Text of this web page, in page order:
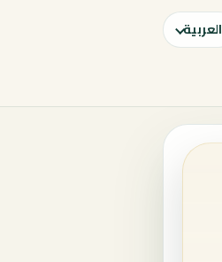
العربية